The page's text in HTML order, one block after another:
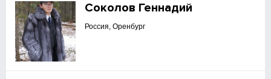
Соколов Геннадий
Россия, Оренбург